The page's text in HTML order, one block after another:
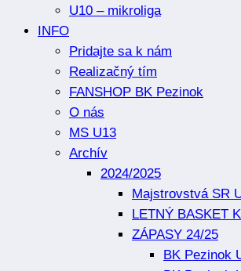
U10 – mikroliga
INFO
Pridajte sa k nám
Realizačný tím
FANSHOP BK Pezinok
O nás
MS U13
Archív
2024/2025
Majstrovstvá SR
LETNÝ BASKET
ZÁPASY 24/25
BK Pezinok